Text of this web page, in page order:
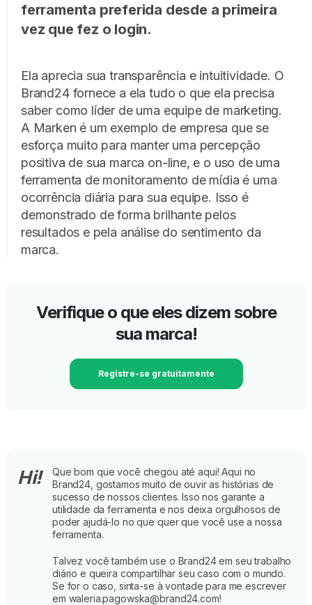
ferramenta preferida desde a primeira
vez que fez o login.
Ela aprecia sua transparência e intuitividade. O
Brand24 fornece a ela tudo o que ela precisa
saber como líder de uma equipe de marketing.
A Marken é um exemplo de empresa que se
esforça muito para manter uma percepção
positiva de sua marca on-line, e o uso de uma
ferramenta de monitoramento de mídia é uma
ocorrência diária para sua equipe. Isso é
demonstrado de forma brilhante pelos
resultados e pela análise do sentimento da
marca.
Verifique o que eles dizem sobre
sua marca!
Registre-se gratuitamente
Hi!
Que bom que você chegou até aqui! Aqui no
Brand24, gostamos muito de ouvir as histórias de
sucesso de nossos clientes. Isso nos garante a
utilidade da ferramenta e nos deixa orgulhosos de
poder ajudá-lo no que quer que você use a nossa
ferramenta.
Talvez você também use o Brand24 em seu trabalho
diário e queira compartilhar seu caso com o mundo.
Se for o caso, sinta-se à vontade para me escrever
em waleria.pagowska@brand24.com!